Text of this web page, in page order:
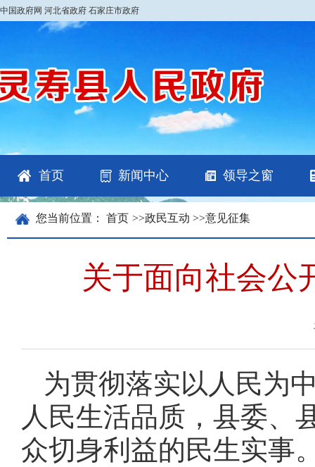
中国政府网 河北省政府 石家庄市政府
首页 新闻中心 领导之窗
您当前位置： 首页 >>政民互动 >>意见征集
关于面向社会公
为贯彻落实以人民为
人民生活品质，县委、
众切身利益的民生实事